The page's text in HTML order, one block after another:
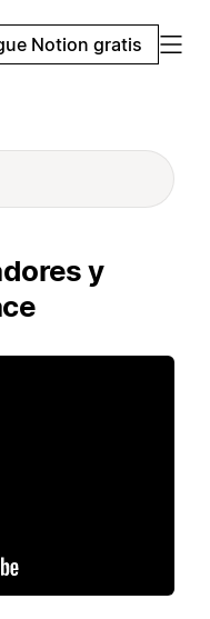
Notion gratis
y